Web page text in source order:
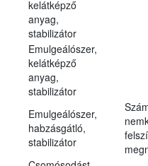
kelátképző
anyag,
stabilizátor
Emulgeálószer,
kelátképző
anyag,
stabilizátor
Emulgeálószer,
habzásgátló,
stabilizátor